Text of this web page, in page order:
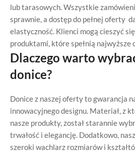
lub tarasowych. Wszystkie
sprawnie, a dostęp do pełnej oferty
elastyczność. Klienci mogą cieszyć
produktami, które spełnią najwyższe
Dlaczego warto
donice?
Donice z naszej oferty to gwarancja
innowacyjnego designu. Materiał, z
nasze produkty, został starannie
trwałość i elegancję. Dodatkowo,
szeroki wachlarz rozmiarów i